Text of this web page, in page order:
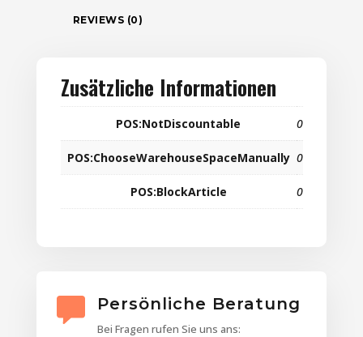
REVIEWS (0)
Zusätzliche Informationen
POS:NotDiscountable 0
POS:ChooseWarehouseSpaceManually 0
POS:BlockArticle 0
Persönliche Beratung
Bei Fragen rufen Sie uns ans: